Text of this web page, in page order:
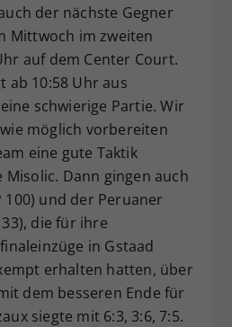
der nächste Gegner
Mittwoch im zweiten
auf dem Center Court.
ab 10:58 Uhr aus
schwierige Partie. Wir
möglich vorbereiten
eine gute Taktik
Misolic. Dann gingen auch
100) und der Peruaner
die für ihre
in Gstaad
erhalten hatten, über
dem besseren Ende für
siegte mit 6:3, 3:6, 7:5.